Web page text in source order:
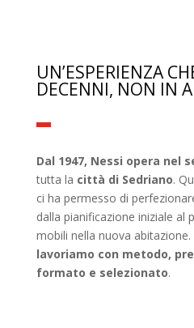
UN’ESPERIENZA
DECENNI, NON IN
Dal 1947, Nessi opera nel
tutta la città di Sedriano.
ci ha permesso di
dalla pianificazione iniziale al
mobili nella nuova
lavoriamo con metodo,
formato e selezionato.